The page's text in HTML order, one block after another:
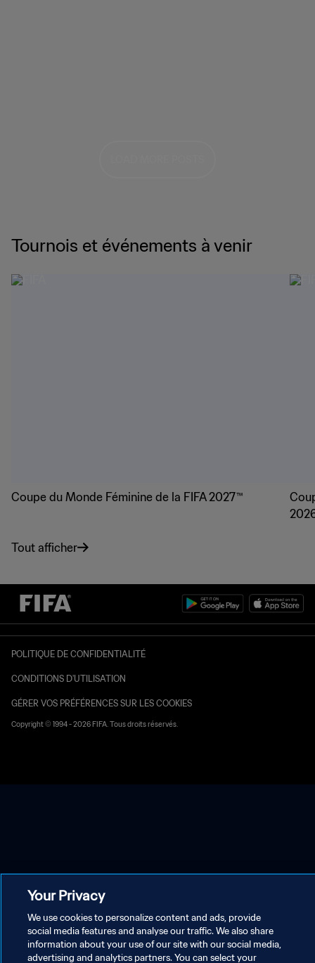
Tournois et événements à venir
Coupe du Monde Féminine de la FIFA 2027™
Tout afficher
POLITIQUE DE CONFIDENTIALITÉ
CONDITIONS D'UTILISATION
GÉRER VOS PRÉFÉRENCES SUR LES COOKIES
Copyright © 1994 - 2026 FIFA. Tous droits réservés.
Your Privacy
We use cookies to personalize content and ads, provide
social media features and analyse our traffic. We also share
information about your use of our site with our social media,
advertising and analytics partners. You can select your